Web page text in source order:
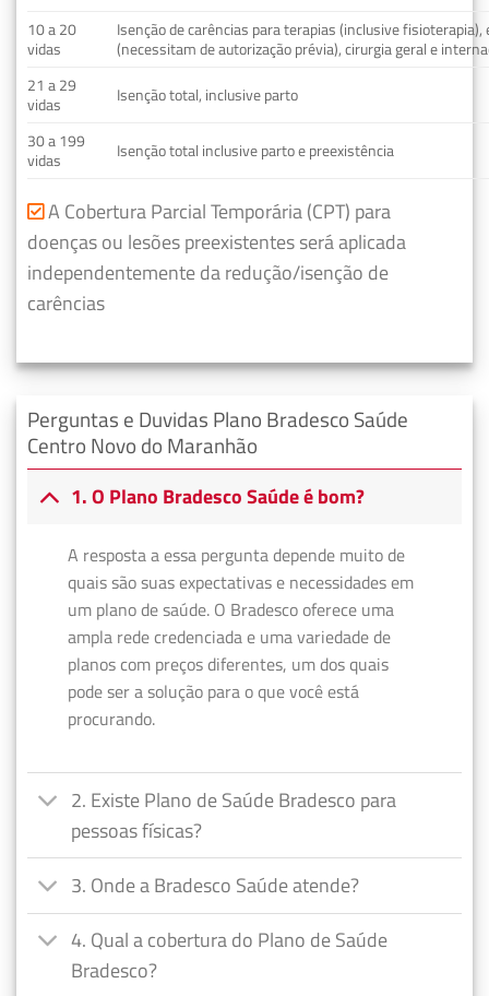
10 a 20
vidas
Isenção de carências para terapias (inclusive fisioterapia),
(necessitam de autorização prévia), cirurgia geral e
21 a 29
vidas
Isenção total, inclusive parto
30 a 199
vidas
Isenção total inclusive parto e preexistência
A Cobertura Parcial Temporária (CPT) para
doenças ou lesões preexistentes será aplicada
independentemente da redução/isenção de
carências
Perguntas e Duvidas Plano Bradesco Saúde
Centro Novo do Maranhão
1. O Plano Bradesco Saúde é bom?
A resposta a essa pergunta depende muito de
quais são suas expectativas e necessidades em
um plano de saúde. O Bradesco oferece uma
ampla rede credenciada e uma variedade de
planos com preços diferentes, um dos quais
pode ser a solução para o que você está
procurando.
2. Existe Plano de Saúde Bradesco para
pessoas físicas?
3. Onde a Bradesco Saúde atende?
4. Qual a cobertura do Plano de Saúde
Bradesco?